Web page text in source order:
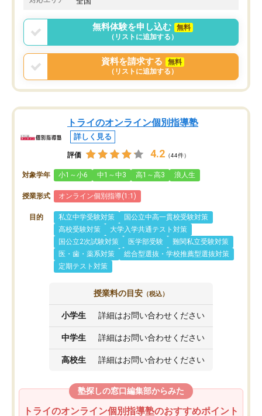
言う事で講師変更の申し出があり、あ
まりに短期での変更だった為、塾に通
う事にして退会しました。遅れも取り
戻せ、授業内容や講師の方は良かった
と思います。
無料体験を申し込む
無料
（リストに追加する）
資料を請求する
無料
（リストに追加する）
トライのオンライン個別指導塾
詳しく見る
評価 4.2 （44件）
対象学年 小1～小6 中1～中3 高1～高3 浪人生
授業形式 オンライン個別指導(1:1)
目的 私立中学受験対策
国公立中高一貫校受験対策
高校受験対策
大学入学共通テスト対策
国公立2次試験対策
医学部受験
難関私立受験対策
医・歯・薬系対策
総合型選抜・学校推薦型選抜対策
定期テスト対策
授業料の目安 （税込）
小学生 詳細はお問い合わせください
中学生 詳細はお問い合わせください
高校生 詳細はお問い合わせください
塾探しの窓口編集部からみた
トライのオンライン個別指導塾のおすすめポイント